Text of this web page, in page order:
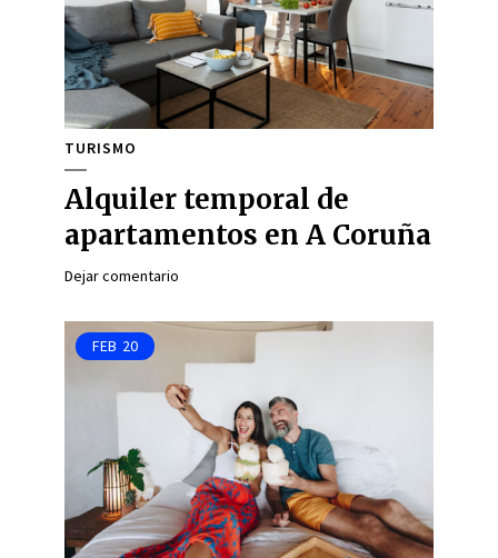
TURISMO
Alquiler temporal de
apartamentos en A Coruña
Dejar comentario
FEB 20